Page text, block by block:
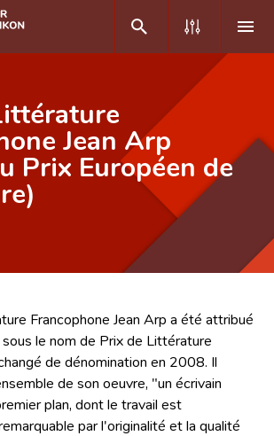
Z
und Antworten
Jean Arp
Prix Européen de
Francophone Jean Arp a été attribué
le nom de Prix de Littérature
de dénomination en 2008. Il
de son oeuvre, "un écrivain
plan, dont le travail est
par l'originalité et la qualité